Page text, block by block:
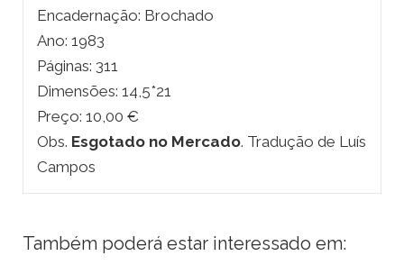
Encadernação: Brochado
Ano: 1983
Páginas: 311
Dimensões: 14,5*21
Preço: 10,00 €
Obs. Esgotado no Mercado. Tradução de Luís
Campos
Também poderá estar interessado em: